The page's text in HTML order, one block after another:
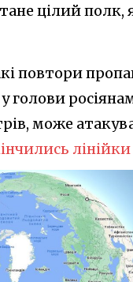
цілий
повтори
голови
може